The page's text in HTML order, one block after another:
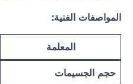
المواصفات الفنية:
المعلمة
حجم الجسيمات